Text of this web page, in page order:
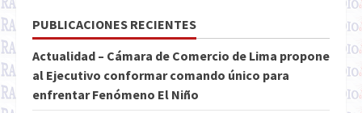
PUBLICACIONES RECIENTES
Actualidad – Cámara de Comercio de Lima propone
al Ejecutivo conformar comando único para
enfrentar Fenómeno El Niño